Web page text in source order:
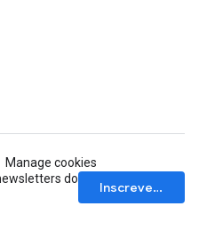
Manage cookies
do
Inscrever-se